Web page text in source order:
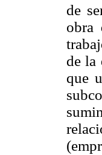
de
obra
de la
que